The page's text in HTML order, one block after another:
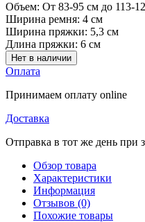
Объем: От 83-95 см до 113-
Ширина ремня: 4 см
Ширина пряжки: 5,3 см
Длина пряжки: 6 см
Нет в наличии
Оплата
Принимаем оплату online
Доставка
Отправка в тот же день при
Обзор товара
Характеристики
Информация
Отзывов (0)
Похожие товары